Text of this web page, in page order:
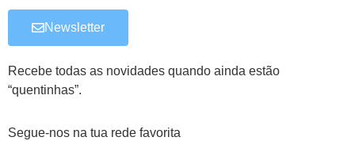
Newsletter
Recebe todas as novidades quando ainda estão
“quentinhas”.
Segue-nos na tua rede favorita